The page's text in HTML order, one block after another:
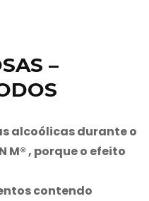
–
alcoólicas durante o
M®, porque o efeito
contendo